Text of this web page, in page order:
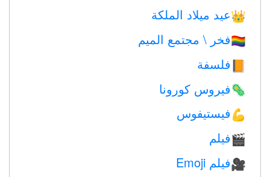
👑عيد ميلاد الملكة
🏳️‍🌈فخر \ مجتمع الميم
📙 فلسفة
🦠فيروس كورونا
💪 فيستيفوس
🎬فيلم
🎥فيلم Emoji